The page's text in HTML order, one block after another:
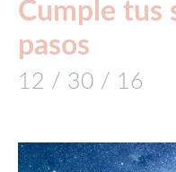
Cumple tus
pasos
12 / 30 / 16